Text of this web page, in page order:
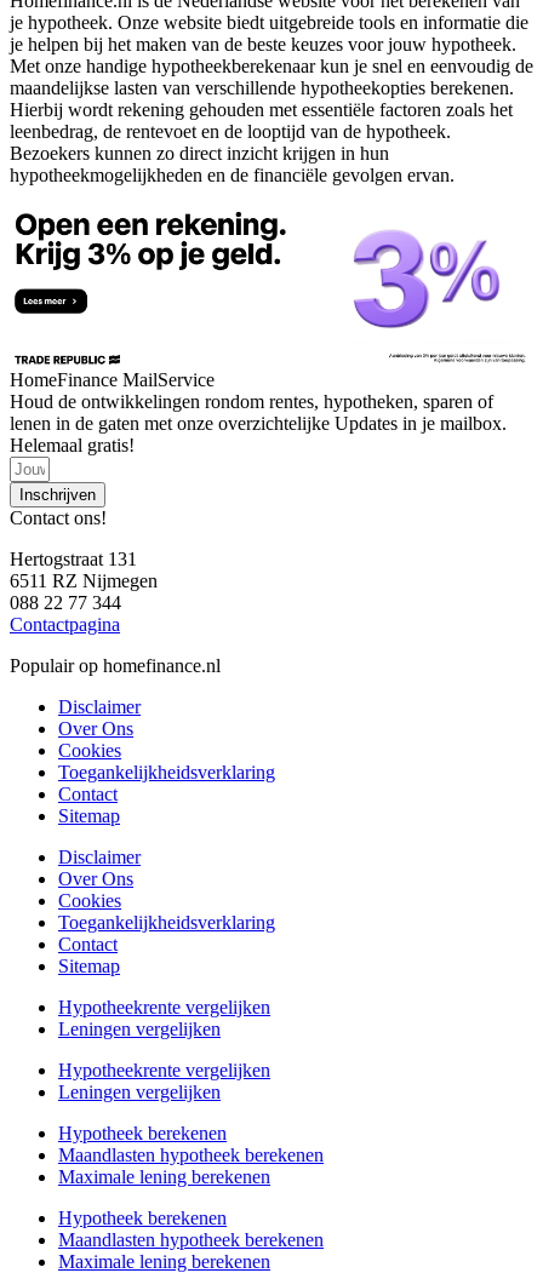
je hypotheek. Onze website biedt uitgebreide tools en informatie die
je helpen bij het maken van de beste keuzes voor jouw hypotheek.
Met onze handige hypotheekberekenaar kun je snel en eenvoudig de
maandelijkse lasten van verschillende hypotheekopties berekenen.
Hierbij wordt rekening gehouden met essentiële factoren zoals het
leenbedrag, de rentevoet en de looptijd van de hypotheek.
Bezoekers kunnen zo direct inzicht krijgen in hun
hypotheekmogelijkheden en de financiële gevolgen ervan.
HomeFinance MailService
Houd de ontwikkelingen rondom rentes, hypotheken, sparen of
lenen in de gaten met onze overzichtelijke Updates in je mailbox.
Helemaal gratis!
Inschrijven
Contact ons!
Hertogstraat 131
6511 RZ Nijmegen
088 22 77 344
Contactpagina
Populair op homefinance.nl
Disclaimer
Over Ons
Cookies
Toegankelijkheidsverklaring
Contact
Sitemap
Disclaimer
Over Ons
Cookies
Toegankelijkheidsverklaring
Contact
Sitemap
Hypotheekrente vergelijken
Leningen vergelijken
Hypotheekrente vergelijken
Leningen vergelijken
Hypotheek berekenen
Maandlasten hypotheek berekenen
Maximale lening berekenen
Hypotheek berekenen
Maandlasten hypotheek berekenen
Maximale lening berekenen